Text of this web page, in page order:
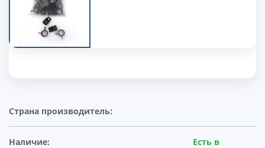
Страна производитель:
Наличие:
Есть в